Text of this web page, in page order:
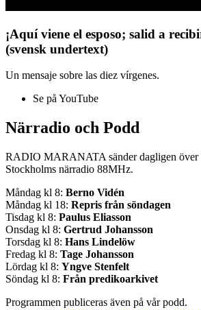
¡Aquí viene el esposo; salid a
(svensk undertext)
Un mensaje sobre las diez vírgenes.
Se på YouTube
Närradio och Podd
RADIO MARANATA sänder dagligen över
Stockholms närradio 88MHz.
Måndag kl 8: Berno Vidén
Måndag kl 18: Repris från söndagen
Tisdag kl 8: Paulus Eliasson
Onsdag kl 8: Gertrud Johansson
Torsdag kl 8: Hans Lindelöw
Fredag kl 8: Tage Johansson
Lördag kl 8: Yngve Stenfelt
Söndag kl 8: Från predikoarkivet
Programmen publiceras även på vår podd.